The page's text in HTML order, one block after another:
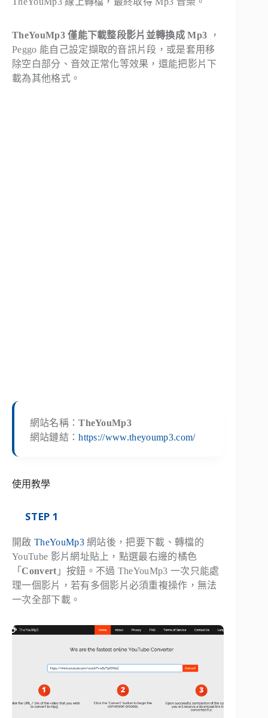
TheYouMp3 僅能下載整段影片並轉換成 Mp3 ，
Peggo 能自己設定擷取的音訊片段，或是套用移
除空白部分、音效正常化等效果，還能把影片下
載為其他格式。
網站名稱：TheYouMp3
網站鏈結：https://www.theyoump3.com/
使用教學
STEP 1
開啟 TheYouMp3網站後，把要下載、轉檔的
YouTube 影片網址貼上，點選最右邊的橘色
「Convert 」按鈕。不過 TheYouMp3 一次只能處
理一個影片，若有多個影片必須重複操作，無法
一次全部下載。